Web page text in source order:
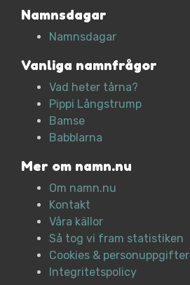
Namnsdagar
Namnsdagar
Vanliga namnfrågor
Vad heter tårna?
Pippi Långstrump
Bamse
Babblarna
Mer om namn.nu
Om namn.nu
Kontakt
Våra källor
Så tog vi fram statistiken
Cookies & personuppgifter
Integritetspolicy